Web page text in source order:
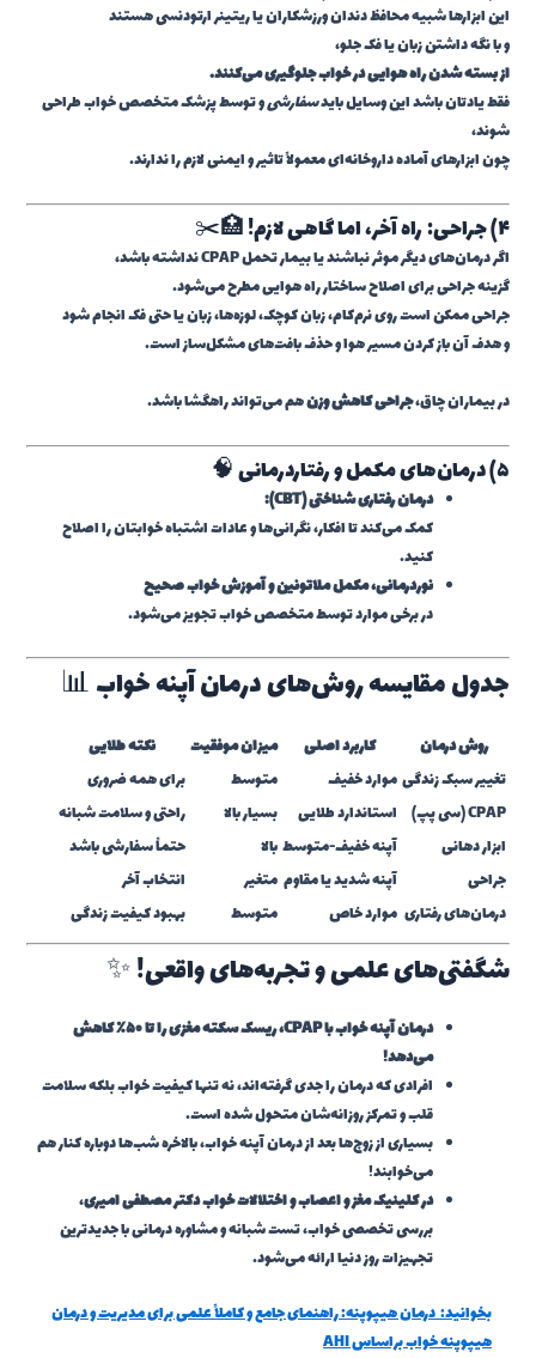
این ابزارها شبیه محافظ دندان ورزشکاران یا ریتینر ارتودنسی هستند
و با نگه داشتن زبان یا فک جلو،
از بسته شدن راه هوایی در خواب جلوگیری می‌کنند.
فقط یادتان باشد این وسایل بایدسفارشیو توسط پزشک متخصص خواب طراحی
شوند،
چون ابزارهای آماده داروخانه‌ای معمولاً تاثیر و ایمنی لازم را ندارند.
۴) جراحی: راه آخر، اما گاهی لازم! 🏥✂️
اگر درمان‌های دیگر موثر نباشند یا بیمار تحمل CPAP نداشته باشد،
گزینه جراحی برای اصلاح ساختار راه هوایی مطرح می‌شود.
جراحی ممکن است روی نرم‌کام، زبان کوچک، لوزه‌ها، زبان یا حتی فک انجام شود
و هدف آن باز کردن مسیر هوا و حذف بافت‌های مشکل‌ساز است.
در بیماران چاق،جراحی کاهش وزنهم می‌تواند راهگشا باشد.
۵) درمان‌های مکمل و رفتاردرمانی 🧠
درمان رفتاری شناختی (CBT):
کمک می‌کند تا افکار، نگرانی‌ها و عادات اشتباه خوابتان را اصلاح
کنید.
نوردرمانی، مکمل ملاتونین و آموزش خواب صحیح
در برخی موارد توسط متخصص خواب تجویز می‌شود.
جدول مقایسه روش‌های درمان آپنه خواب 📊
روش درمان کاربرد اصلی میزان موفقیت
نکته طلایی
تغییر سبک زندگیموارد خفیف متوسط
برای همه ضروری
CPAP (سی پپ)
استاندارد طلایی بسیار بالا
راحتی و سلامت شبانه
ابزار دهانی
آپنه خفیف-متوسطبالا
حتماً سفارشی باشد
جراحی
آپنه شدید یا مقاوم متغیر
انتخاب آخر
درمان‌های رفتاری موارد خاص متوسط بهبود کیفیت زندگی
شگفتی‌های علمی و تجربه‌های واقعی! ✨
درمان آپنه خواب با CPAP، ریسک سکته مغزی را تا ۵۰٪ کاهش
می‌دهد!
افرادی که درمان را جدی گرفته‌اند، نه تنها کیفیت خواب بلکه سلامت
قلب و تمرکز روزانه‌شان متحول شده است.
بسیاری از زوج‌ها بعد از درمان آپنه خواب، بالاخره شب‌ها دوباره کنار هم
می‌خوابند!
در کلینیک مغز و اعصاب و اختلالات خواب دکتر مصطفی امیری،
بررسی تخصصی خواب، تست شبانه و مشاوره درمانی با جدیدترین
تجهیزات روز دنیا ارائه می‌شود.
بخوانید:درمان هیپوپنه: راهنمای جامع و کاملاً علمی برای مدیریت و درمان
هیپوپنه خواب براساس AHI